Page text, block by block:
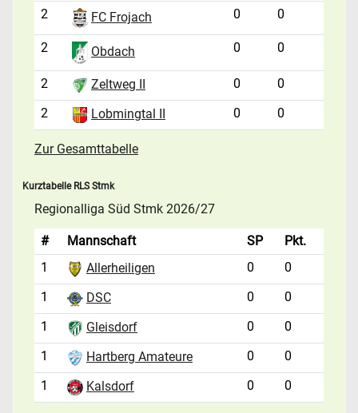
2
FC Frojach 0 0
2 Obdach 0 0
2 Zeltweg II 0
0
2
Lobmingtal II 0 0
Zur Gesamttabelle
Kurztabelle RLS Stmk
Regionalliga Süd Stmk 2026/27
# Mannschaft SP
Pkt.
1
Allerheiligen 0
0
1
DSC 0
0
1
Gleisdorf 0
0
1
Hartberg Amateure 0
0
1
Kalsdorf 0 0